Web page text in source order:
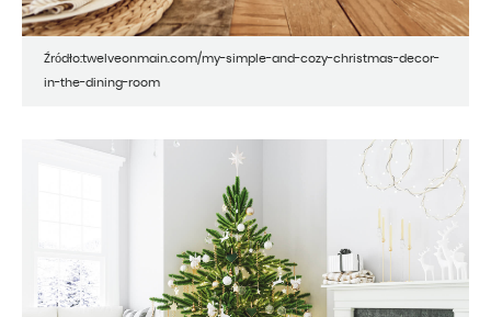
Źródło:twelveonmain.com/my-simple-and-cozy-christmas-decor-
in-the-dining-room